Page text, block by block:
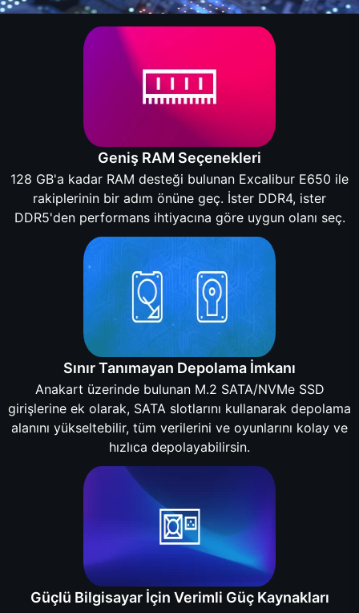
Geniş RAM Seçenekleri
128 GB'a kadar RAM desteği bulunan Excalibur E650 ile
rakiplerinin bir adım önüne geç. İster DDR4, ister
DDR5'den performans ihtiyacına göre uygun olanı seç.
Sınır Tanımayan Depolama İmkanı
Anakart üzerinde bulunan M.2 SATA/NVMe SSD
girişlerine ek olarak, SATA slotlarını kullanarak depolama
alanını yükseltebilir, tüm verilerini ve oyunlarını kolay ve
hızlıca depolayabilirsin.
Güçlü Bilgisayar İçin Verimli Güç Kaynakları